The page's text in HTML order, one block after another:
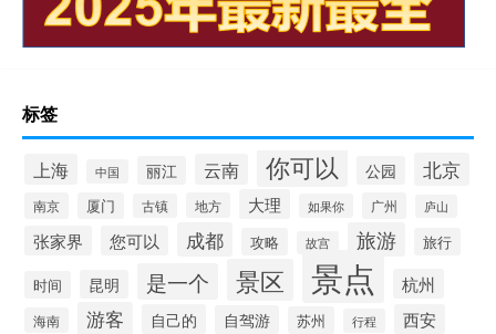
标签
上海 中国 丽江 云南 你可以 公园 北京
南京 厦门 古镇 地方 大理 如果你 广州 庐山
张家界 您可以 成都 攻略 故宫 旅游 旅行
时间 昆明 是一个 景区 景点 杭州
海南 游客 自己的 自驾游 苏州 行程 西安